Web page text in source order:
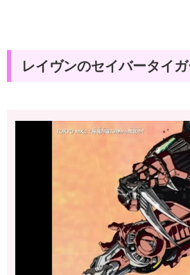
レイヴンのセイバータイ